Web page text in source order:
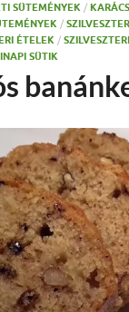
SÜTEMÉNYEK /
/ SZILVESZTER
ÉTELEK /
SÜTIK